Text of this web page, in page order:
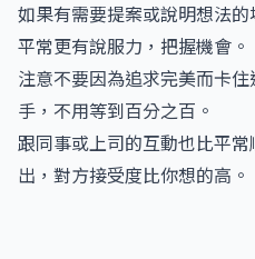
如果有需要提案或說明想法
平常更有說服力，把握機會。
注意不要因為追求完美而卡
手，不用等到百分之百。
跟同事或上司的互動也比平
出，對方接受度比你想的高。